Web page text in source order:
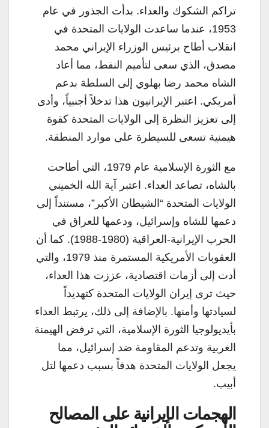
تراكم الشكوك والعداء. بدأت الجذور في عام
1953، عندما ساعدت الولايات المتحدة في
انقلاب أطاح برئيس الوزراء الإيراني محمد
مصدق، الذي سعى لتأميم النفط، مما أعاد
الشاه محمد رضا بهلوي إلى السلطة بدعم
أمريكي. اعتبر الإيرانيون هذا تدخلاً أجنبياً، وأدى
إلى تعزيز النظرة إلى الولايات المتحدة كقوة
هيمنية تسعى للسيطرة على موارد المنطقة.
مع الثورة الإسلامية عام 1979، التي أطاحت
بالشاه، تصاعد العداء. اعتبر آية الله الخميني
الولايات المتحدة “الشيطان الأكبر”، مستنداً إلى
دعمها للشاه وإسرائيل، ودعمها للعراق في
الحرب الإيرانية-العراقية (1980-1988). كما أن
العقوبات الأمريكية المستمرة منذ 1979، والتي
أدت إلى أزمات اقتصادية، عززت هذا العداء،
حيث ترى إيران الولايات المتحدة كتهديداً
لسيادتها وأمنها. بالإضافة إلى ذلك، يرتبط العداء
بأيديولوجيا الثورة الإسلامية، التي ترفض الهيمنة
الغربية وتدعم المقاومة ضد إسرائيل، مما
يجعل الولايات المتحدة هدفاً بسبب دعمها لتل
أبيب.
الهجمات الإيرانية على المصالح